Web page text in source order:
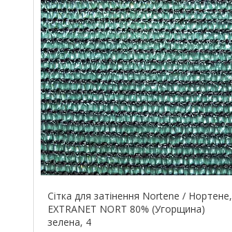
Сітка для затінення Nortene / Нортене,
EXTRANET NORT 80% (Угорщина)
зелена, 4